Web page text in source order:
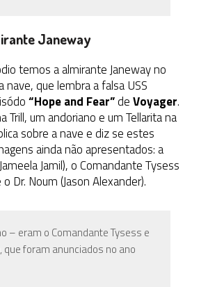
Janeway
temos a almirante Janeway no
nave, que lembra a falsa USS
“Hope and Fear”deVoyager.
Trill, um andoriano e um Tellarita na
sobre a nave e diz se estes
ainda não apresentados: a
Jamil), o Comandante Tysess
Dr. Noum (Jason Alexander).
– eram o Comandante Tysess e
que foram anunciados no ano